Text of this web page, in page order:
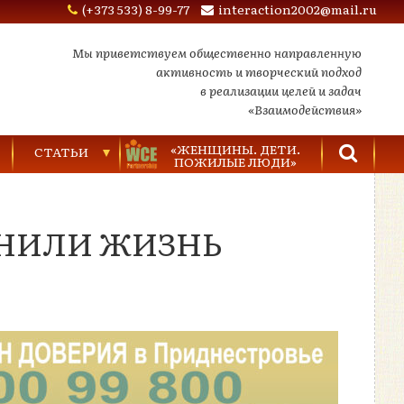
(+373 533) 8-99-77 interaction2002@mail.ru
Мы приветствуем общественно направленную
активность и творческий подход
в реализации целей и задач
«Взаимодействия»
СТАТЬИ
Насилие в семье
«ЖЕНЩИНЫ. ДЕТИ.
ПОЖИЛЫЕ ЛЮДИ»
ЖИЗНЬ